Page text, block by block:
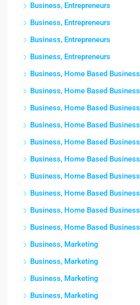
Business, Entrepreneurs
Business, Entrepreneurs
Business, Entrepreneurs
Business, Entrepreneurs
Business, Home Based Business
Business, Home Based Business
Business, Home Based Business
Business, Home Based Business
Business, Home Based Business
Business, Home Based Business
Business, Home Based Business
Business, Home Based Business
Business, Home Based Business
Business, Home Based Business
Business, Marketing
Business, Marketing
Business, Marketing
Business, Marketing